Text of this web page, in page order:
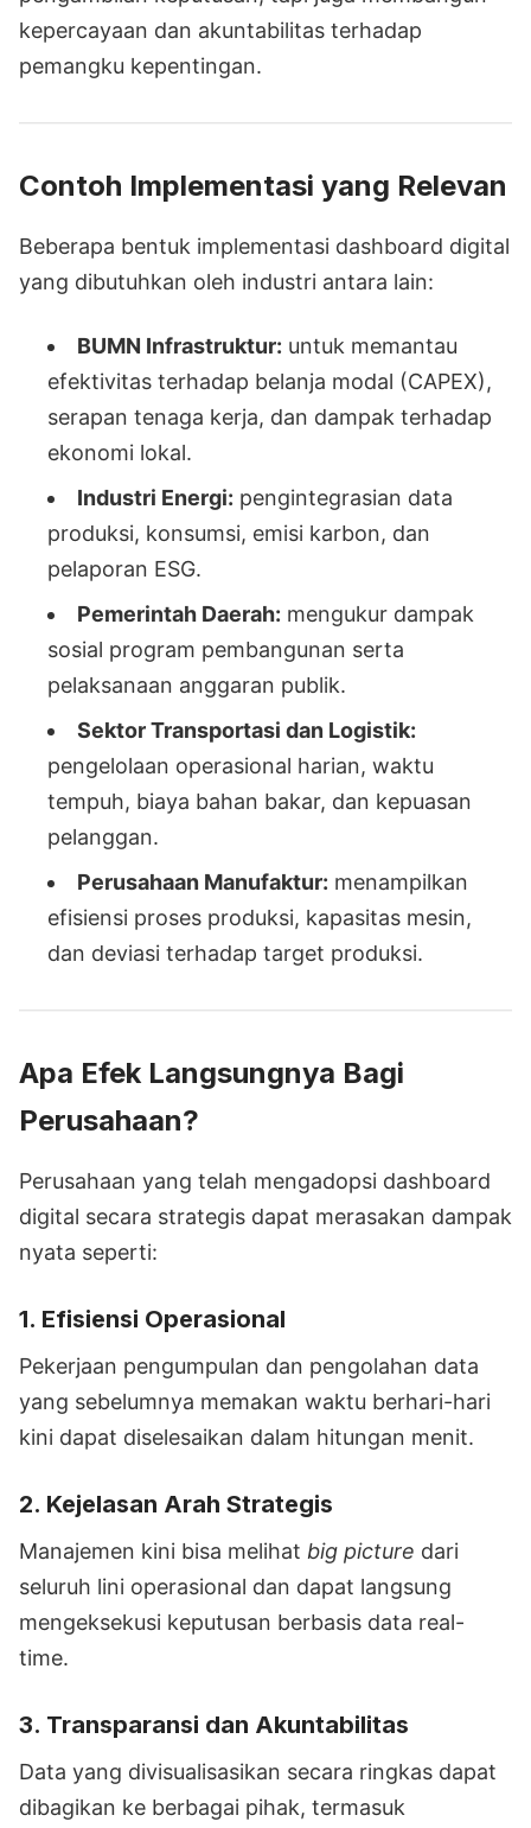
kepercayaan dan akuntabilitas terhadap
pemangku kepentingan.
Contoh Implementasi yang Relevan
Beberapa bentuk implementasi dashboard digital
yang dibutuhkan oleh industri antara lain:
BUMN Infrastruktur: untuk memantau
efektivitas terhadap belanja modal (CAPEX),
serapan tenaga kerja, dan dampak terhadap
ekonomi lokal.
Industri Energi: pengintegrasian data
produksi, konsumsi, emisi karbon, dan
pelaporan ESG.
Pemerintah Daerah: mengukur dampak
sosial program pembangunan serta
pelaksanaan anggaran publik.
Sektor Transportasi dan Logistik:
pengelolaan operasional harian, waktu
tempuh, biaya bahan bakar, dan kepuasan
pelanggan.
Perusahaan Manufaktur: menampilkan
efisiensi proses produksi, kapasitas mesin,
dan deviasi terhadap target produksi.
Apa Efek Langsungnya Bagi
Perusahaan?
Perusahaan yang telah mengadopsi dashboard
digital secara strategis dapat merasakan dampak
nyata seperti:
1. Efisiensi Operasional
Pekerjaan pengumpulan dan pengolahan data
yang sebelumnya memakan waktu berhari-hari
kini dapat diselesaikan dalam hitungan menit.
2. Kejelasan Arah Strategis
Manajemen kini bisa melihat big picture dari
seluruh lini operasional dan dapat langsung
mengeksekusi keputusan berbasis data real-
time.
3. Transparansi dan Akuntabilitas
Data yang divisualisasikan secara ringkas dapat
dibagikan ke berbagai pihak, termasuk